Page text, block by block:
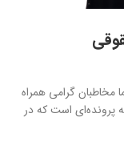
مخاطبان گرامی همراه
پرونده‌ای است که در